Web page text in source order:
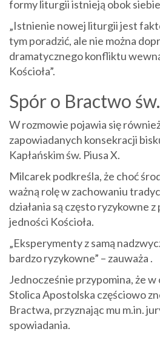
formy liturgii istnieją obok
„Istnienie nowej liturgii jest
tym poradzić, ale nie można
dramatycznego konfliktu
Kościoła”.
Spór o Bractwo
W rozmowie pojawia się
zapowiadanych konsekracji
Kapłańskim św. Piusa X.
Milcarek podkreśla, że choć
ważną rolę w zachowaniu
działania są często ryzykowne
jedności Kościoła.
„Eksperymenty z samą
bardzo ryzykowne” – zauważa .
Jednocześnie przypomina, że
Stolica Apostolska częściowo
Bractwa, przyznając mu m.in.
spowiadania.